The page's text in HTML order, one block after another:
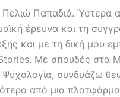
Πελιώ Παπαδιά. Ύστερα
έρευνα και τη
και με τη δική μου
Με σπουδές στα
Ψυχολογία, συνδυάζω
από μια